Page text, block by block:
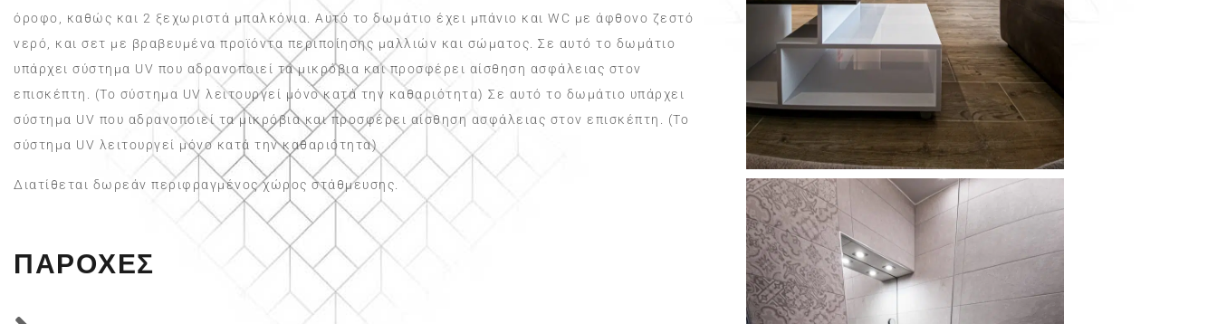
όροφο, καθώς και 2 ξεχωριστά μπαλκόνια. Αυτό το δωμάτιο έχει μπάνιο και WC με άφθονο ζεστό
νερό, και σετ με βραβευμένα προϊόντα περιποίησης μαλλιών και σώματος. Σε αυτό το δωμάτιο
υπάρχει σύστημα UV που αδρανοποιεί τα μικρόβια και προσφέρει αίσθηση ασφάλειας στον
επισκέπτη. (Το σύστημα UV λειτουργεί μόνο κατά την καθαριότητα) Σε αυτό το δωμάτιο υπάρχει
σύστημα UV που αδρανοποιεί τα μικρόβια και προσφέρει αίσθηση ασφάλειας στον επισκέπτη. (Το
σύστημα UV λειτουργεί μόνο κατά την καθαριότητα)
Διατίθεται δωρεάν περιφραγμένος χώρος στάθμευσης.
ΠΑΡΟΧΕΣ